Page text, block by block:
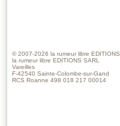
© 2007-2026 la rumeur libre EDITIONS
la rumeur libre EDITIONS SARL
Vareilles
F-42540 Sainte-Colombe-sur-Gand
RCS Roanne 498 018 217 00014